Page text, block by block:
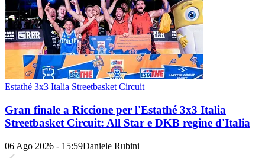
Estathé 3x3 Italia Streetbasket Circuit
Gran finale a Riccione per l'Estathé 3x3 Italia
Streetbasket Circuit: All Star e DKB regine d'Italia
06 Ago 2026 - 15:59Daniele Rubini